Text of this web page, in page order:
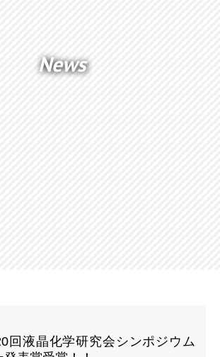
News
回液晶化学研究会シンポジウム